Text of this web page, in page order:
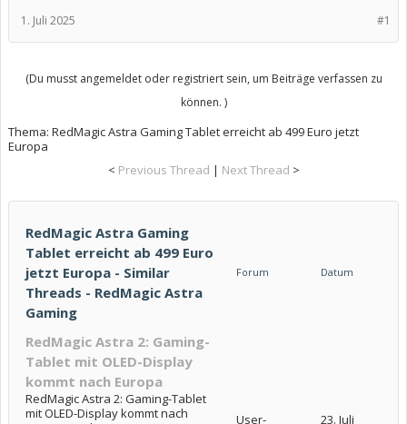
#1
1. Juli 2025
(Du musst angemeldet oder registriert sein, um Beiträge verfassen zu
können. )
Thema: RedMagic Astra Gaming Tablet erreicht ab 499 Euro jetzt
Europa
< Previous Thread | Next Thread >
RedMagic Astra Gaming
Tablet erreicht ab 499 Euro
jetzt Europa - Similar
Threads - RedMagic Astra
Gaming
Forum Datum
RedMagic Astra 2: Gaming-
Tablet mit OLED-Display
kommt nach Europa
RedMagic Astra 2: Gaming-Tablet
mit OLED-Display kommt nach
User-
23. Juli